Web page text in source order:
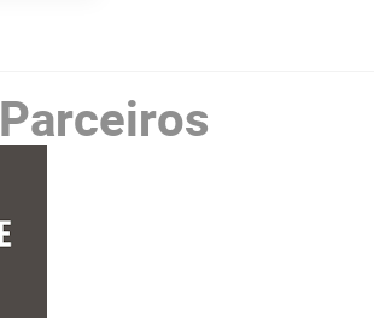
Parceiros